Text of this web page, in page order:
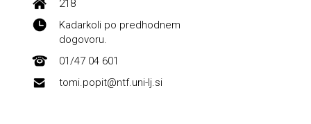
218
Kadarkoli po predhodnem
dogovoru.
01/47 04 601
tomi.popit@ntf.uni-lj.si